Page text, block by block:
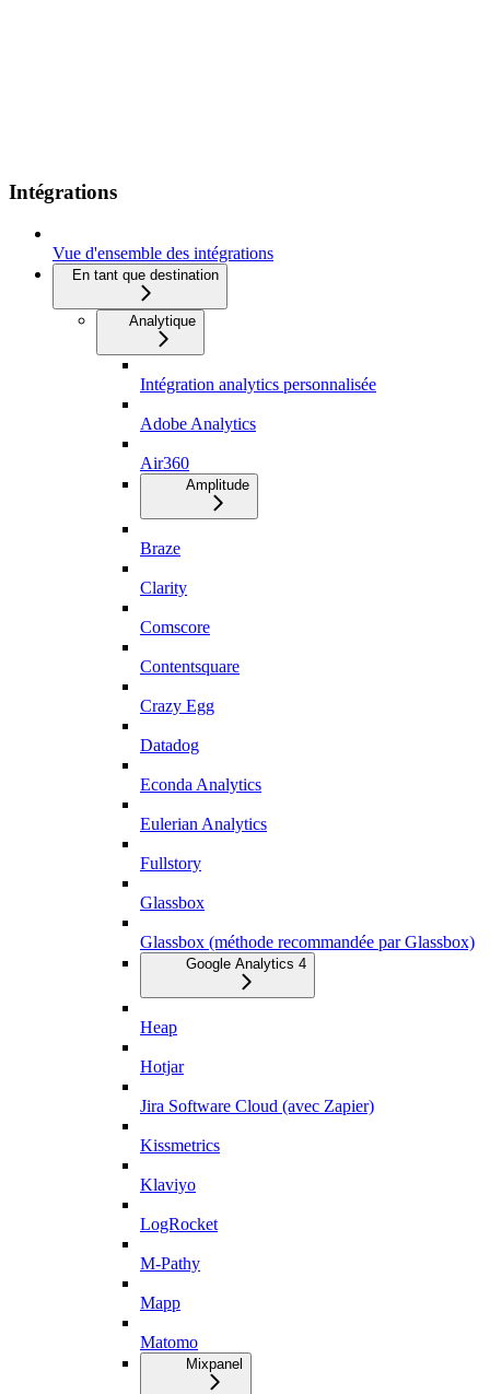
Intégrations
Vue d'ensemble des intégrations
En tant que destination
Analytique
Intégration analytics personnalisée
Adobe Analytics
Air360
Amplitude
Braze
Clarity
Comscore
Contentsquare
Crazy Egg
Datadog
Econda Analytics
Eulerian Analytics
Fullstory
Glassbox
Glassbox (méthode recommandée par Glassbox)
Google Analytics 4
Heap
Hotjar
Jira Software Cloud (avec Zapier)
Kissmetrics
Klaviyo
LogRocket
M-Pathy
Mapp
Matomo
Mixpanel